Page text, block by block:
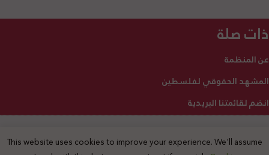
ذات صلة
عن المنظمة
المشهد الحقوقي لفلسطين
انضم لقائمتنا البريدية
2025 © جميع الحقوق محفوظة
This website uses cookies to improve your experience. We'll assume